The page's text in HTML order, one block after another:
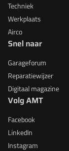
Techniek
Werkplaats
Airco
Snel naar
Garageforum
Reparatiewijzer
Digitaal magazine
Volg AMT
Facebook
LinkedIn
Instagram